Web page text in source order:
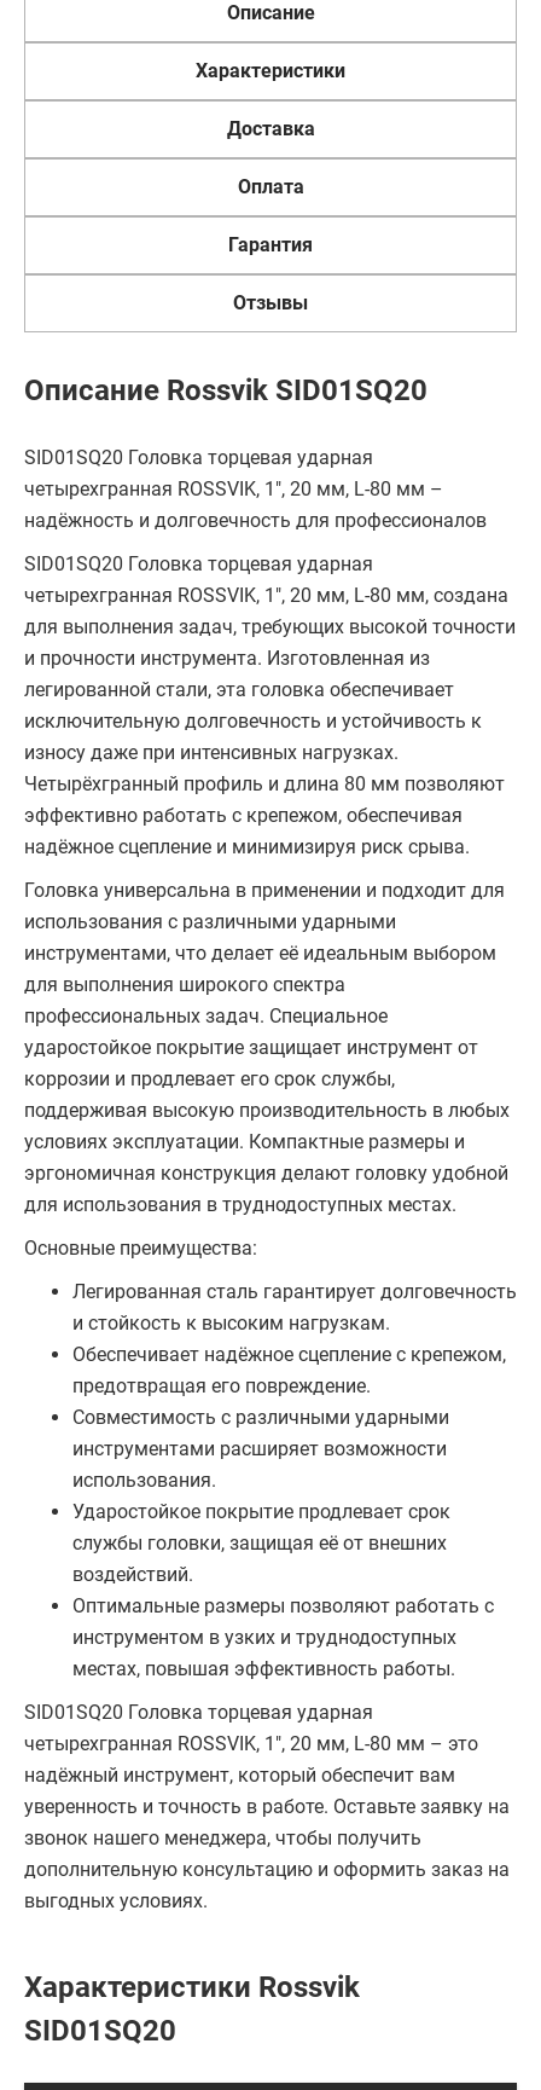
Описание
Характеристики
Доставка
Оплата
Гарантия
Отзывы
Описание Rossvik SID01SQ20
SID01SQ20 Головка торцевая ударная
четырехгранная ROSSVIK, 1", 20 мм, L-80 мм –
надёжность и долговечность для профессионалов
SID01SQ20 Головка торцевая ударная
четырехгранная ROSSVIK, 1", 20 мм, L-80 мм, создана
для выполнения задач, требующих высокой точности
и прочности инструмента. Изготовленная из
легированной стали, эта головка обеспечивает
исключительную долговечность и устойчивость к
износу даже при интенсивных нагрузках.
Четырёхгранный профиль и длина 80 мм позволяют
эффективно работать с крепежом, обеспечивая
надёжное сцепление и минимизируя риск срыва.
Головка универсальна в применении и подходит для
использования с различными ударными
инструментами, что делает её идеальным выбором
для выполнения широкого спектра
профессиональных задач. Специальное
ударостойкое покрытие защищает инструмент от
коррозии и продлевает его срок службы,
поддерживая высокую производительность в любых
условиях эксплуатации. Компактные размеры и
эргономичная конструкция делают головку удобной
для использования в труднодоступных местах.
Основные преимущества:
Легированная сталь гарантирует долговечность
и стойкость к высоким нагрузкам.
Обеспечивает надёжное сцепление с крепежом,
предотвращая его повреждение.
Совместимость с различными ударными
инструментами расширяет возможности
использования.
Ударостойкое покрытие продлевает срок
службы головки, защищая её от внешних
воздействий.
Оптимальные размеры позволяют работать с
инструментом в узких и труднодоступных
местах, повышая эффективность работы.
SID01SQ20 Головка торцевая ударная
четырехгранная ROSSVIK, 1", 20 мм, L-80 мм – это
надёжный инструмент, который обеспечит вам
уверенность и точность в работе. Оставьте заявку на
звонок нашего менеджера, чтобы получить
дополнительную консультацию и оформить заказ на
выгодных условиях.
Характеристики Rossvik
SID01SQ20